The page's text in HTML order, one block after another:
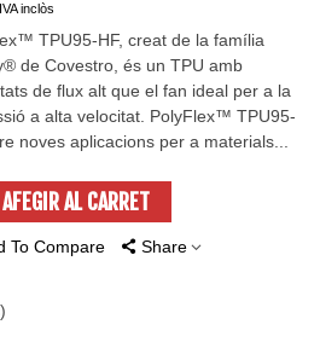
inclòs
TPU95-HF, creat de la família
de Covestro, és un TPU amb
de flux alt que el fan ideal per a la
a alta velocitat. PolyFlex™ TPU95-
noves aplicacions per a materials...
AFEGIR AL CARRET
To Compare Share